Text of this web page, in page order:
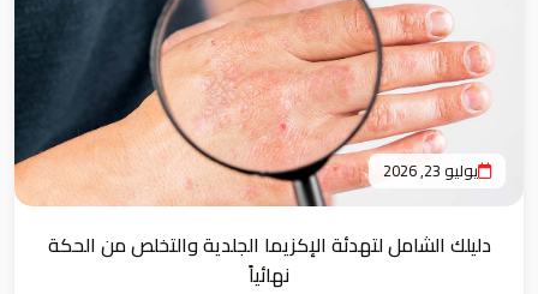
يوليو 23, 2026
دليلك الشامل لتهدئة الإكزيما الجلدية والتخلص من الحكة
نهائياً